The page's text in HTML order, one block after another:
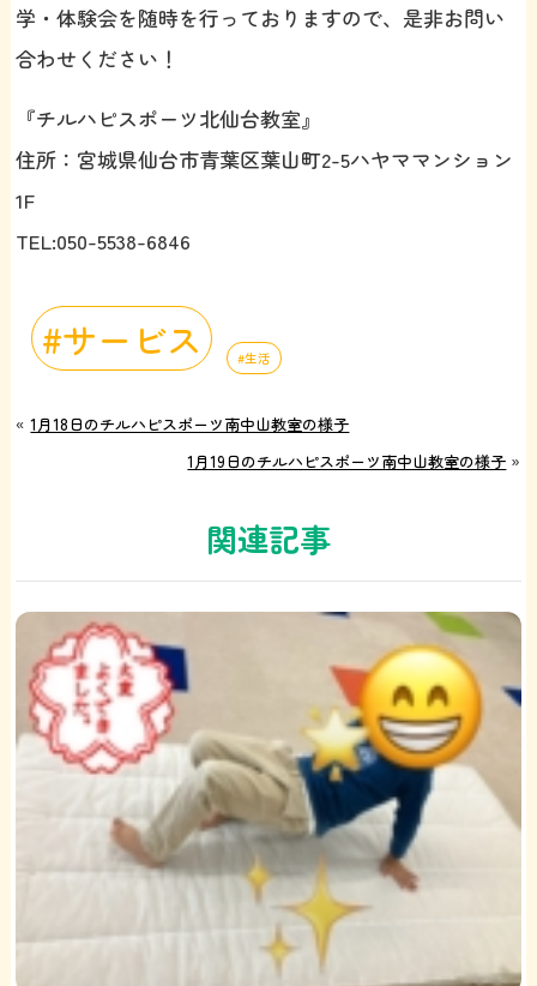
学・体験会を随時を行っておりますので、是非お問い
合わせください！
『チルハピスポーツ北仙台教室』
住所：宮城県仙台市青葉区葉山町2-5ハヤママンション
1F
TEL:050-5538-6846
サービス 生活
«1月18日のチルハピスポーツ南中山教室の様子
1月19日のチルハピスポーツ南中山教室の様子 »
関連記事